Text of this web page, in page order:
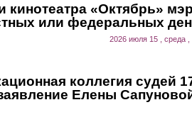
кинотеатра «Октябрь»
или федеральных
2026 июля 15 , среда ,
коллегия судей
Елены